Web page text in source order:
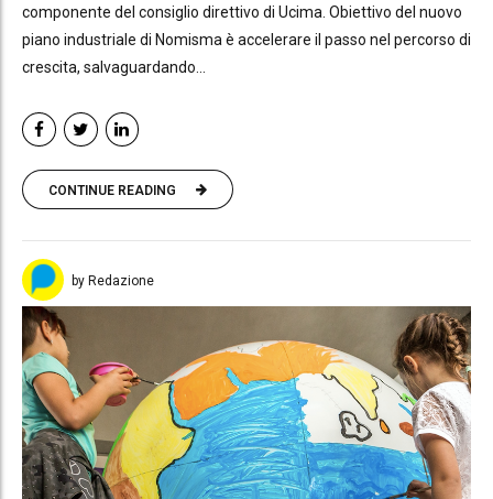
componente del consiglio direttivo di Ucima. Obiettivo del nuovo
piano industriale di Nomisma è accelerare il passo nel percorso di
crescita, salvaguardando...
CONTINUE READING
by Redazione